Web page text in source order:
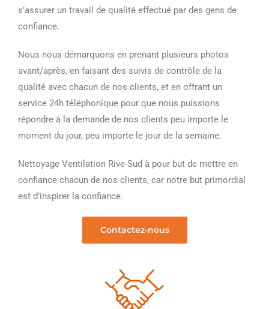
s’assurer un travail de qualité effectué par des gens de
confiance.
Nous nous démarquons en prenant plusieurs photos
avant/après, en faisant des suivis de contrôle de la
qualité avec chacun de nos clients, et en offrant un
service 24h téléphonique pour que nous puissions
répondre à la demande de nos clients peu importe le
moment du jour, peu importe le jour de la semaine.
Nettoyage Ventilation Rive-Sud à pour but de mettre en
confiance chacun de nos clients, car notre but primordial
est d’inspirer la confiance.
Contactez-nous